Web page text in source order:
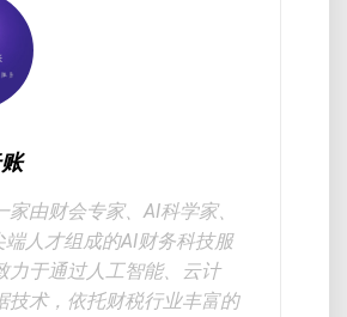
家由财会专家、AI科学家、
端人才组成的AI财务科技服
力于通过人工智能、云计
技术，依托财税行业丰富的